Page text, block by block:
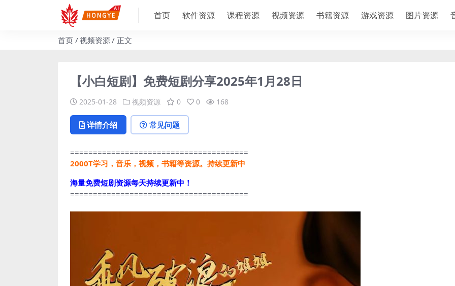
首页 软件资源 课程资源 视频资源 书籍资源 游戏资源 图片资源
首页 视频资源 正文
【小白短剧】免费短剧分享2025年1月28日
2025-01-28 视频资源 0 0 168
详情介绍 常见问题
=======================================
2000T学习，音乐，视频，书籍等资源。持续更新中
海量免费短剧资源每天持续更新中！
=======================================